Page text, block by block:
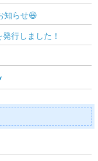
知らせ😆
行しました！